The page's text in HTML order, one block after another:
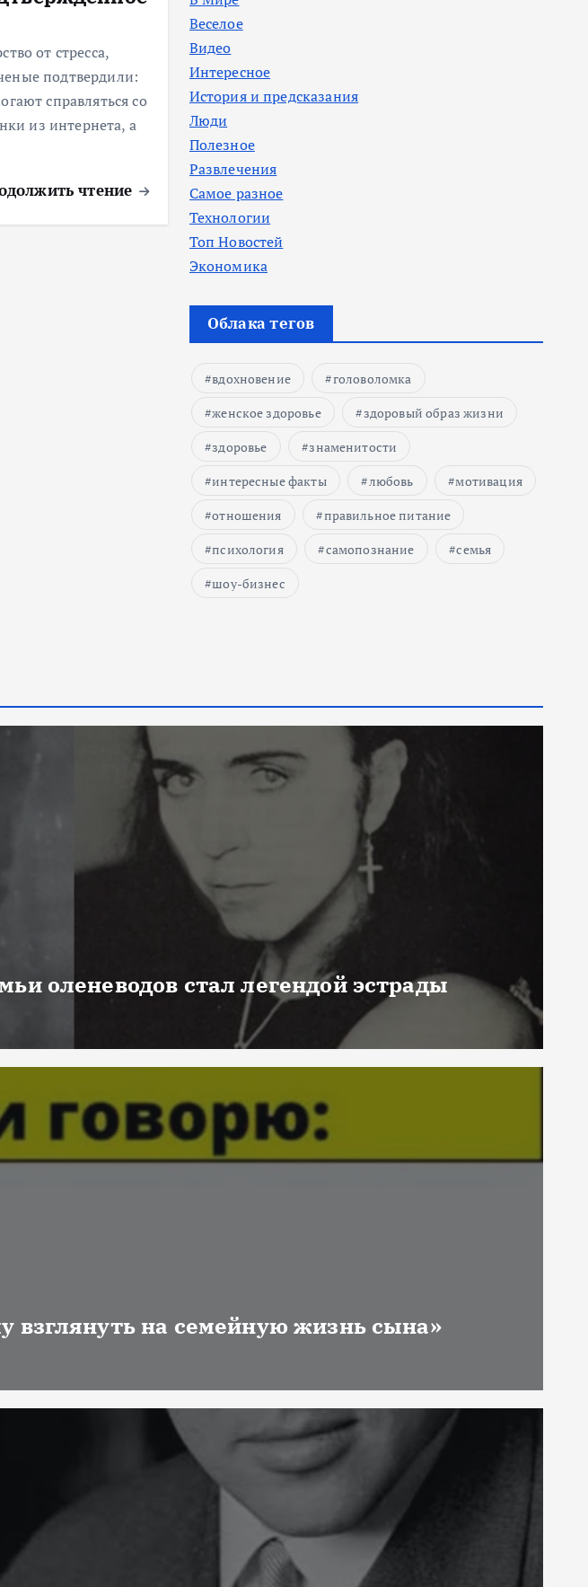
от стресса,
подтвердили:
справляться со
из интернета, а
чтение
Веселое
Видео
Интересное
История и предсказания
Люди
Полезное
Развлечения
Самое разное
Технологии
Топ Новостей
Экономика
Облака тегов
вдохновение
головоломка
женское здоровье
здоровый образ жизни
здоровье
знаменитости
интересные факты
любовь
мотивация
отношения
правильное питание
психология
самопознание
семья
шоу-бизнес
оленеводов стал легендой эстрады
взглянуть на семейную жизнь сына»